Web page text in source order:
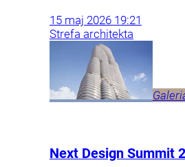
15 maj 2026 19:21
Strefa architekta
Next Design Summit